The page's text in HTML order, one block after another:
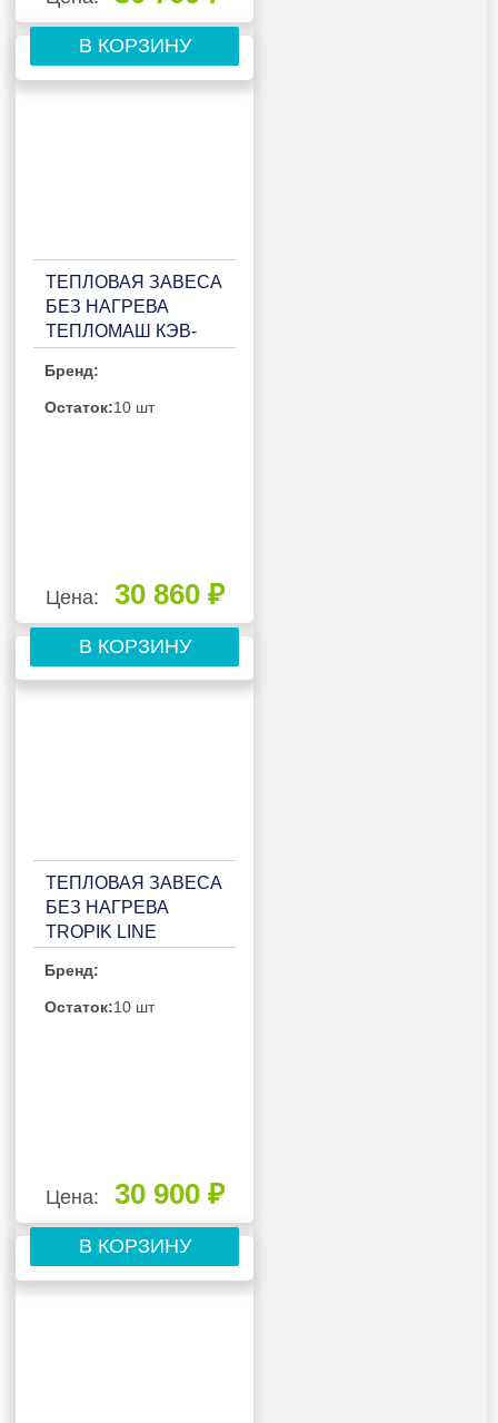
В КОРЗИНУ
ТЕПЛОВАЯ ЗАВЕСА
БЕЗ НАГРЕВА
ТЕПЛОМАШ КЭВ-
Бренд:
Остаток:10 шт
Цена: 30 860 ₽
В КОРЗИНУ
ТЕПЛОВАЯ ЗАВЕСА
БЕЗ НАГРЕВА
TROPIK LINE
Бренд:
Остаток:10 шт
Цена: 30 900 ₽
В КОРЗИНУ